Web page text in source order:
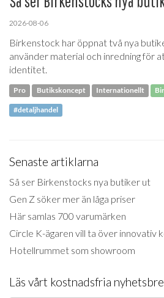
2026-08-06
Birkenstock har öppnat två nya
använder material och inredning för
identitet.
Pro Butikskoncept Internationellt
#detaljhandel
Senaste artiklarna
Så ser Birkenstocks nya butiker ut
Gen Z söker mer än låga priser
Här samlas 700 varumärken
Circle K-ägaren vill ta över innovativ
Hotellrummet som showroom
Läs vårt kostnadsfria